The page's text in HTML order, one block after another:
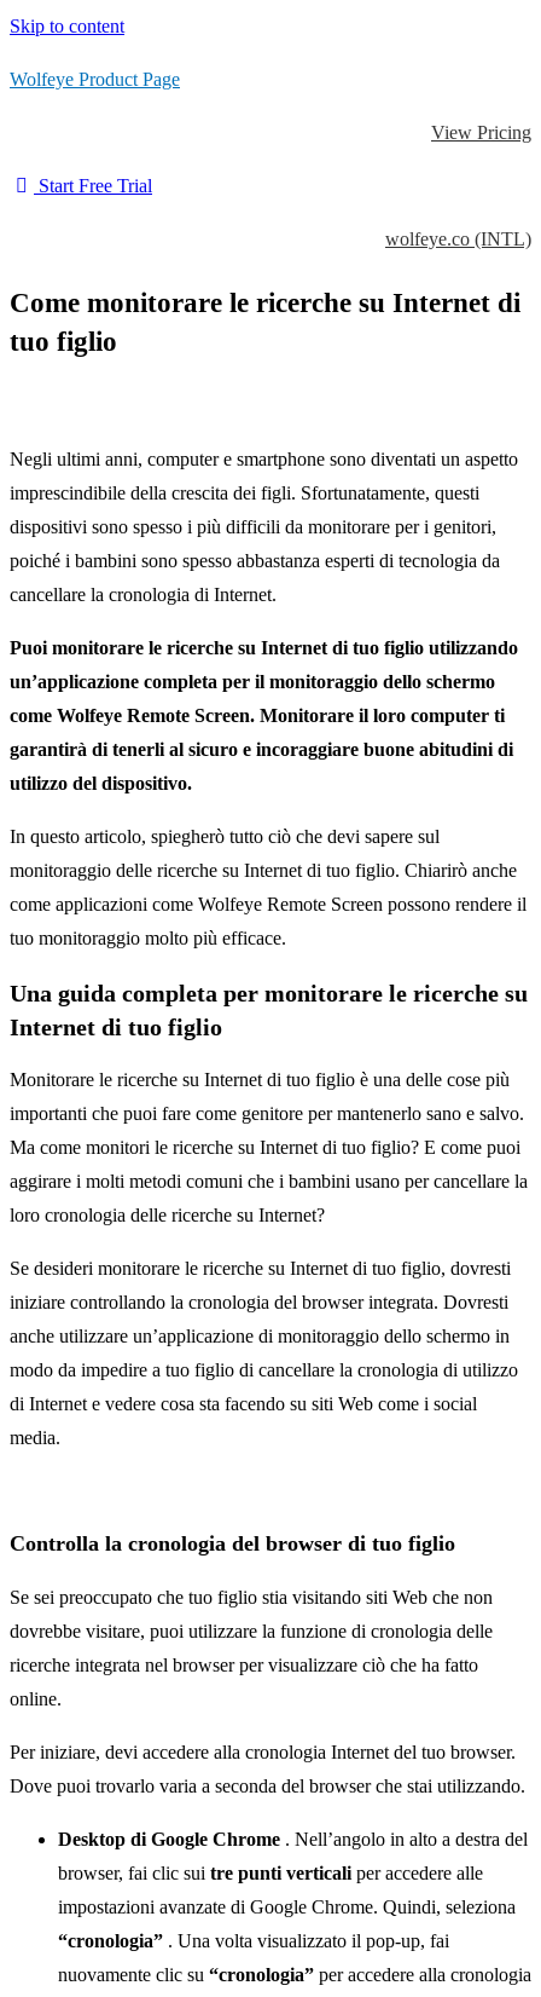
Skip to content
Wolfeye Product Page
View Pricing
Start Free Trial
wolfeye.co (INTL)
Come monitorare le ricerche su Internet di
tuo figlio
Negli ultimi anni, computer e smartphone sono diventati un aspetto
imprescindibile della crescita dei figli. Sfortunatamente, questi
dispositivi sono spesso i più difficili da monitorare per i genitori,
poiché i bambini sono spesso abbastanza esperti di tecnologia da
cancellare la cronologia di Internet.
Puoi monitorare le ricerche su Internet di tuo figlio utilizzando
un’applicazione completa per il monitoraggio dello schermo
come Wolfeye Remote Screen. Monitorare il loro computer ti
garantirà di tenerli al sicuro e incoraggiare buone abitudini di
utilizzo del dispositivo.
In questo articolo, spiegherò tutto ciò che devi sapere sul
monitoraggio delle ricerche su Internet di tuo figlio. Chiarirò anche
come applicazioni come Wolfeye Remote Screen possono rendere il
tuo monitoraggio molto più efficace.
Una guida completa per monitorare le ricerche su
Internet di tuo figlio
Monitorare le ricerche su Internet di tuo figlio è una delle cose più
importanti che puoi fare come genitore per mantenerlo sano e salvo.
Ma come monitori le ricerche su Internet di tuo figlio? E come puoi
aggirare i molti metodi comuni che i bambini usano per cancellare la
loro cronologia delle ricerche su Internet?
Se desideri monitorare le ricerche su Internet di tuo figlio, dovresti
iniziare controllando la cronologia del browser integrata. Dovresti
anche utilizzare un’applicazione di monitoraggio dello schermo in
modo da impedire a tuo figlio di cancellare la cronologia di utilizzo
di Internet e vedere cosa sta facendo su siti Web come i social
media.
Controlla la cronologia del browser di tuo figlio
Se sei preoccupato che tuo figlio stia visitando siti Web che non
dovrebbe visitare, puoi utilizzare la funzione di cronologia delle
ricerche integrata nel browser per visualizzare ciò che ha fatto
online.
Per iniziare, devi accedere alla cronologia Internet del tuo browser.
Dove puoi trovarlo varia a seconda del browser che stai utilizzando.
Desktop di Google Chrome . Nell’angolo in alto a destra del
browser, fai clic sui tre punti verticali per accedere alle
impostazioni avanzate di Google Chrome. Quindi, seleziona
“cronologia” . Una volta visualizzato il pop-up, fai
nuovamente clic su “cronologia” per accedere alla cronologia